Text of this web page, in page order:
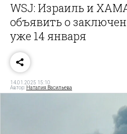
WSJ: Израиль и
объявить о
уже 14 января
14.01.2025 15:10
Автор: Наталия Васильева